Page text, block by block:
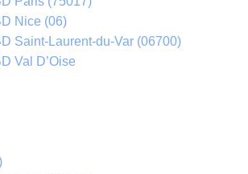
Nice (06)
Saint-Laurent-du-Var (06700)
Val D’Oise